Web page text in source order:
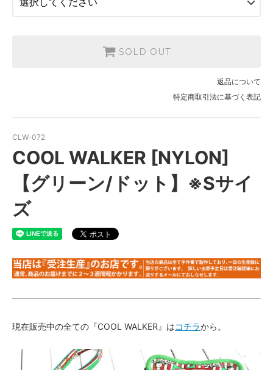
SOLD OUT
返品について
特定商取引法に基づく表記
CLW-072
COOL WALKER [NYLON]
【グリーン/ドット】※Sサイ
ズ
現在販売中の全ての『COOL WALKER』はコチラから。